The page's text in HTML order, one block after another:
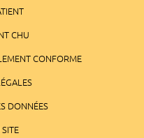
CHU
CONFORME
DONNÉES